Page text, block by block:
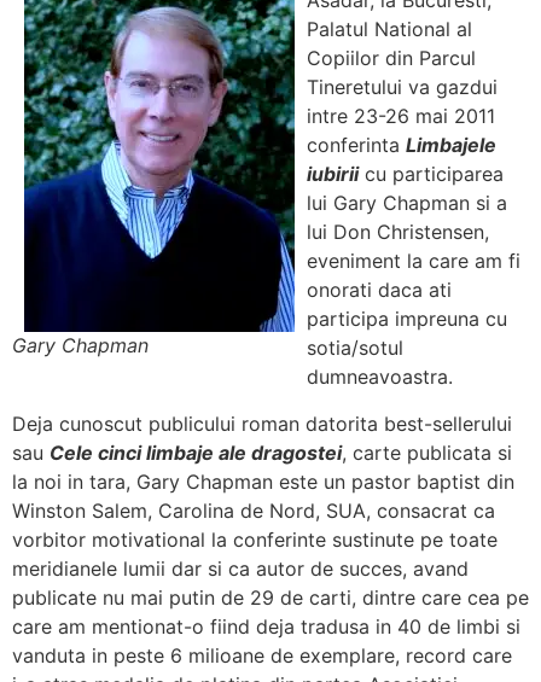
Gary Chapman
Palatul National al
Copiilor din Parcul
Tineretului va gazdui
intre 23-26 mai 2011
conferinta Limbajele
iubiriicu participarea
lui Gary Chapman si a
lui Don Christensen,
eveniment la care am fi
onorati daca ati
participa impreuna cu
sotia/sotul
dumneavoastra.
Deja cunoscut publicului roman datorita best-sellerului
sau Cele cinci limbaje ale dragostei, carte publicata si
la noi in tara, Gary Chapman este un pastor baptist din
Winston Salem, Carolina de Nord, SUA, consacrat ca
vorbitor motivational la conferinte sustinute pe toate
meridianele lumii dar si ca autor de succes, avand
publicate nu mai putin de 29 de carti, dintre care cea pe
care am mentionat-o fiind deja tradusa in 40 de limbi si
vanduta in peste 6 milioane de exemplare, record care